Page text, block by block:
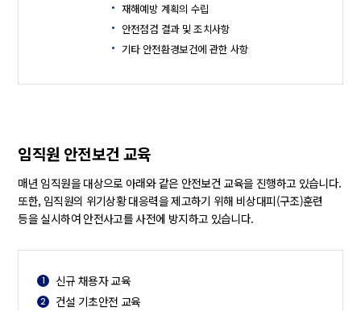
재해예방 계획의 수립
안전점검 결과 및 조치사항
기타 안전환경보건에 관한 사항
임직원 안전보건 교육
매년 임직원을 대상으로 아래와 같은 안전보건 교육을 진행하고 있습니다.
또한, 임직원의 위기상황 대응력을 제고하기 위해 비상대피(구조)훈련
등을 실시하여 안전사고를 사전에 방지하고 있습니다.
1 신규 채용자 교육
2 건설 기초안전 교육